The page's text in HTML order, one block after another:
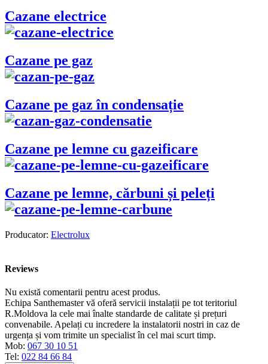
Cazane electrice
Cazane pe gaz
Cazane pe gaz în condensație
Cazane pe lemne cu gazeificare
Cazane pe lemne, cărbuni și peleți
Producator: Electrolux
Reviews
Nu există comentarii pentru acest produs.
Echipa Santhemaster vă oferă servicii instalații pe tot teritoriul
R.Moldova la cele mai înalte standarde de calitate și prețuri
convenabile. Apelați cu incredere la instalatorii nostri in caz de
urgența și vom trimite un specialist în cel mai scurt timp.
Mob: 067 30 10 51
Tel: 022 84 66 84